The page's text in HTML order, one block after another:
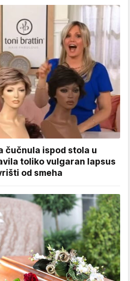
čučnula ispod stola u
toliko vulgaran lapsus
od smeha